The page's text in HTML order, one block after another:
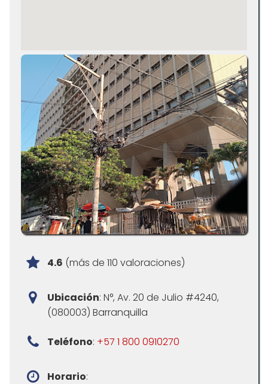
4.6 (más de 110 valoraciones)
Ubicación: N°, Av. 20 de Julio #4240,
(080003) Barranquilla
Teléfono: +57 1 800 0910270
Horario: